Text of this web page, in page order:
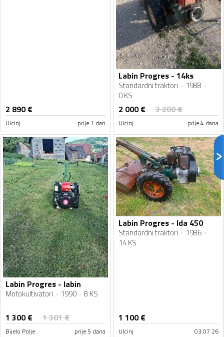
2 890€
Ulcinj prije 1 dan
Labin Progres - 14ks
Standardni traktori
1988
0 KS
2 000€ 3 200€
Ulcinj prije 4 dana
Labin Progres - labin
Motokultivatori 1990 8 KS
1 300€ 1 301€
Bijelo Polje prije 5 dana
Labin Progres - lda 450
Standardni traktori
1986
14 KS
1 100€
Ulcinj 03.07.26